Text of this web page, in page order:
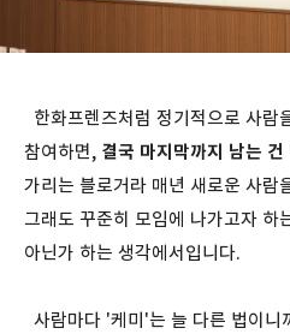
한화프렌즈처럼 정기적으로 사람
참여하면, 결국 마지막까지 남는
가리는 블로거라 매년 새로운 사람
그래도 꾸준히 모임에 나가고자 하
아닌가 하는 생각에서입니다.
사람마다 '케미'는 늘 다른 법이니